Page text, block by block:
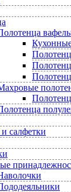
салфетки